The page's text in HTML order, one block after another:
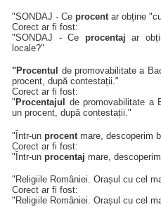
"SONDAJ - Ceprocent ar obține
Corect ar fi fost:
"SONDAJ - Ce procentaj ar
locale?"
"Procentul
de promovabilitate a
procent, după contestații."
Corect ar fi fost:
" Procentajul
de promovabilitate a
un procent, după contestații."
"Într-unprocent mare, descoperim
Corect ar fi fost:
"Într-unprocentaj mare,
"Religiile României. Orașul cu cel
Corect ar fi fost:
"Religiile României. Orașul cu cel